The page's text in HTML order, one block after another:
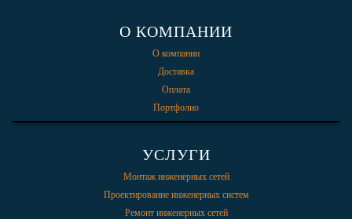
О КОМПАНИИ
О компании
Доставка
Оплата
Портфолио
УСЛУГИ
Монтаж инженерных сетей
Проектирование инженерных систем
Ремонт инженерных сетей